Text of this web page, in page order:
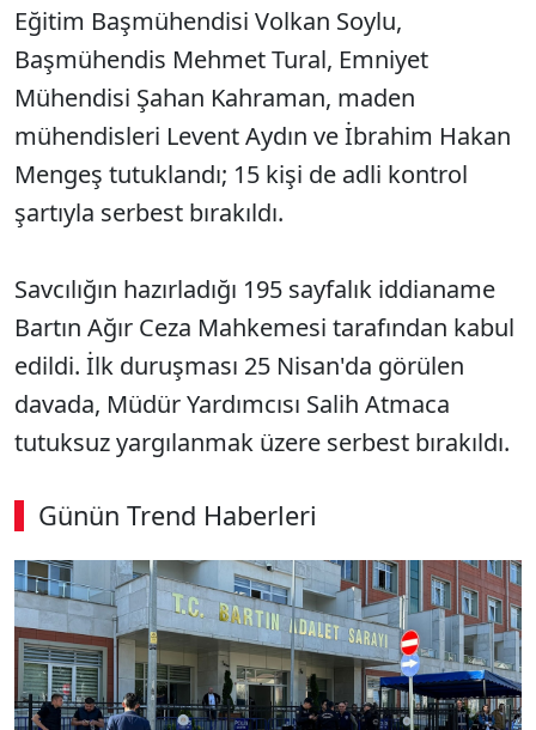
Eğitim Başmühendisi Volkan Soylu,
Başmühendis Mehmet Tural, Emniyet
Mühendisi Şahan Kahraman, maden
mühendisleri Levent Aydın ve İbrahim Hakan
Mengeş tutuklandı; 15 kişi de adli kontrol
şartıyla serbest bırakıldı.
Savcılığın hazırladığı 195 sayfalık iddianame
Bartın Ağır Ceza Mahkemesi tarafından kabul
edildi. İlk duruşması 25 Nisan'da görülen
davada, Müdür Yardımcısı Salih Atmaca
tutuksuz yargılanmak üzere serbest bırakıldı.
Günün Trend Haberleri
00:02 / 09:08
Sesi Aç